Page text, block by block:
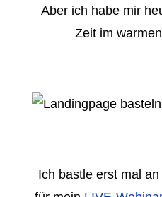
Aber ich habe mir
Zeit im
Ich bastle erst mal